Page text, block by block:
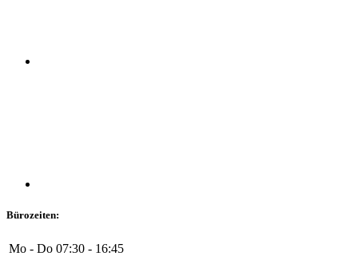
Bürozeiten:
Mo - Do 07:30 - 16:45